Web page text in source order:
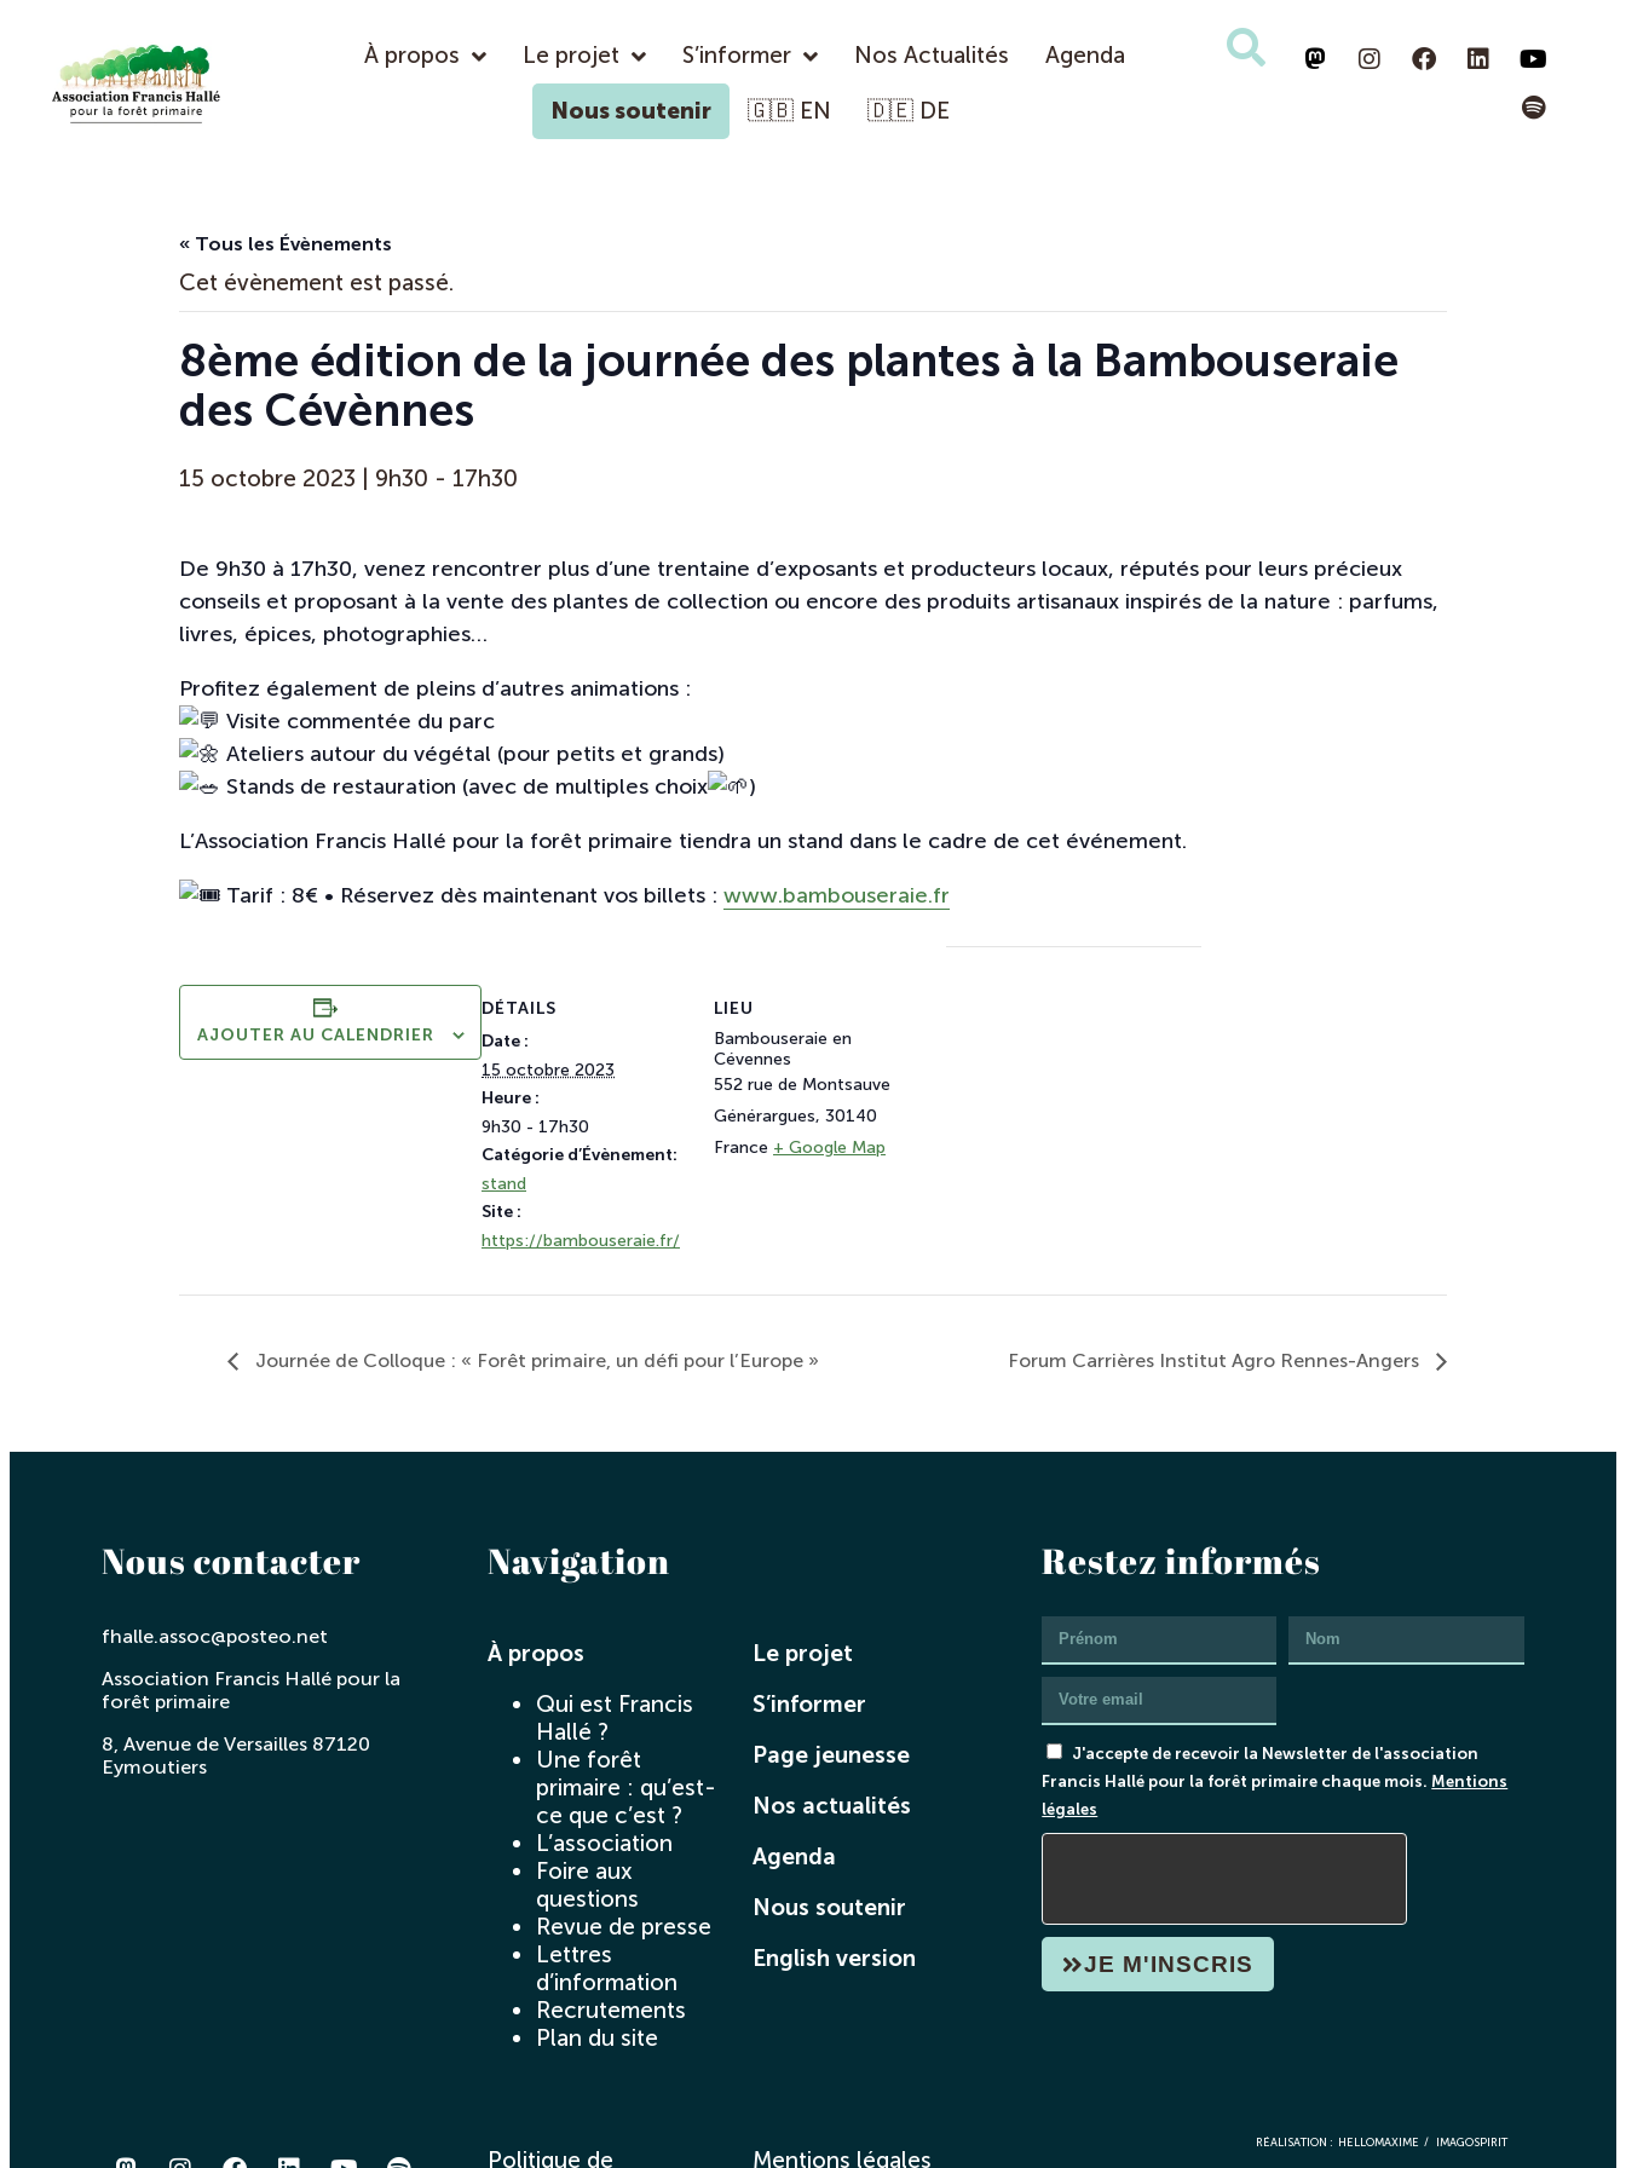
À propos Le projet S’informer Nos Actualités
Agenda
Nous soutenir
🇬🇧 EN 🇩🇪 DE
« Tous les Évènements
Cet évènement est passé.
8ème édition de la journée des plantes à la Bambouseraie
des Cévènnes
15 octobre 2023 | 9h30 - 17h30
De 9h30 à 17h30, venez rencontrer plus d’une trentaine d’exposants et producteurs locaux, réputés pour leurs précieux
conseils et proposant à la vente des plantes de collection ou encore des produits artisanaux inspirés de la nature : parfums,
livres, épices, photographies…
Profitez également de pleins d’autres animations :
Visite commentée du parc
Ateliers autour du végétal (pour petits et grands)
Stands de restauration (avec de multiples choix
)
L’Association Francis Hallé pour la forêt primaire tiendra un stand dans le cadre de cet événement.
Tarif : 8€ • Réservez dès maintenant vos billets : www.bambouseraie.fr
AJOUTER AU CALENDRIER
DÉTAILS
Date :
15 octobre 2023
Heure :
9h30 - 17h30
Catégorie d’Évènement:
stand
Site :
https://bambouseraie.fr/
LIEU
Bambouseraie en
Cévennes
552 rue de Montsauve
Générargues, 30140
France + Google Map
Journée de Colloque : « Forêt primaire, un défi pour l’Europe » Forum Carrières Institut Agro Rennes-Angers
Nous contacter
fhalle.assoc@posteo.net
Association Francis Hallé pour la
forêt primaire
8, Avenue de Versailles 87120
Eymoutiers
Navigation
À propos
Qui est Francis
Hallé ?
Une forêt
primaire : qu’est-
ce que c’est ?
L’association
Foire aux
questions
Revue de presse
Lettres
d’information
Recrutements
Plan du site
Le projet
S’informer
Page jeunesse
Nos actualités
Agenda
Nous soutenir
English version
Restez informés
J'accepte de recevoir la Newsletter de l'association
Francis Hallé pour la forêt primaire chaque mois. Mentions
légales
JE M'INSCRIS
Politique de Mentions légales
RÉALISATION : HELLOMAXIME / IMAGOSPIRIT